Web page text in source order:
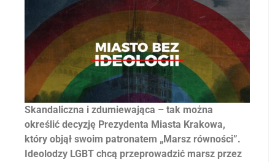
Skandaliczna i zdumiewająca – tak można
określić decyzję Prezydenta Miasta Krakowa,
który objął swoim patronatem „Marsz równości”.
Ideolodzy LGBT chcą przeprowadzić marsz przez